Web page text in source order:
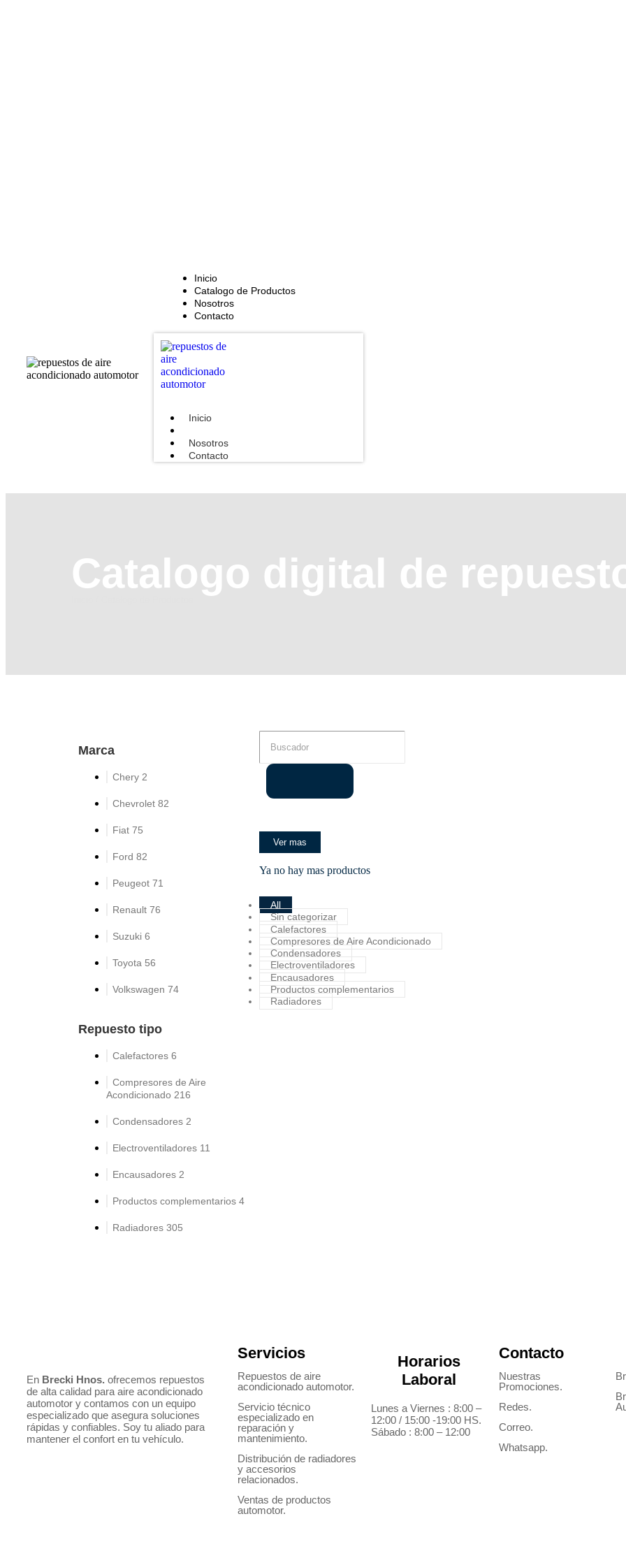
Inicio
Catalogo de Productos
Nosotros
Contacto
Inicio
Nosotros
Contacto
Catalogo digital de
Marca
Chery 2
Chevrolet 82
Fiat 75
Ford 82
Peugeot 71
Renault 76
Suzuki 6
Toyota 56
Volkswagen 74
Repuesto tipo
Calefactores 6
Compresores de Aire
Acondicionado 216
Condensadores 2
Electroventiladores 11
Encausadores 2
Productos complementarios 4
Radiadores 305
Ver mas
Ya no hay mas productos
All
Sin categorizar
Calefactores
Compresores de Aire Acondicionado
Condensadores
Electroventiladores
Encausadores
Productos complementarios
Radiadores
En Brecki Hnos. ofrecemos repuestos
de alta calidad para aire acondicionado
automotor y contamos con un equipo
especializado que asegura soluciones
rápidas y confiables. Soy tu aliado para
mantener el confort en tu vehículo.
Servicios
Repuestos de aire
acondicionado automotor.
Servicio técnico
especializado en
reparación y
mantenimiento.
Distribución de radiadores
y accesorios
relacionados.
Ventas de productos
automotor.
Horarios
Laboral
Lunes a Viernes : 8:00 –
12:00 / 15:00 -19:00 HS.
Sábado : 8:00 – 12:00
Contacto
Nuestras
Promociones.
Redes.
Correo.
Whatsapp.